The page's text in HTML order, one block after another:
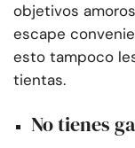
objetivos
escape
esto tampoco
tientas.
No tienes